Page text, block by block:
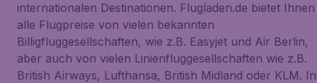
internationalen Destinationen. Flugladen.de bietet Ihnen
alle Flugpreise von vielen bekannten
Billigfluggesellschaften, wie z.B. Easyjet und Air Berlin,
aber auch von vielen Linienfluggesellschaften wie z.B.
British Airways, Lufthansa, British Midland oder KLM. In